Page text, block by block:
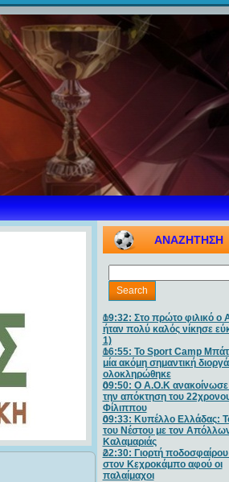
ΑΝΑΖΗΤΗΣΗ
19:32: Στο πρώτο φιλικό ο
ήταν πολύ καλός νίκησε
1)
16:55: Το Sport Camp
μία ακόμη σημαντική
ολοκληρώθηκε
09:50: O A.O.K
την απόκτηση του
Φίλιππου
09:33: Κυπέλλο Ελλάδας: Το
του Νέστου με τον
Καλαμαριάς
22:30: Γιορτή ποδοσφαίρου
στον Κεχροκάμπο αφού οι
παλαίμαχοι